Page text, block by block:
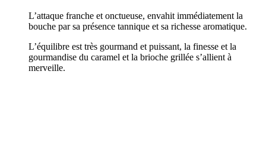
L’attaque franche et onctueuse, envahit immédiatement la
bouche par sa présence tannique et sa richesse aromatique.
L’équilibre est très gourmand et puissant, la finesse et la
gourmandise du caramel et la brioche grillée s’allient à
merveille.